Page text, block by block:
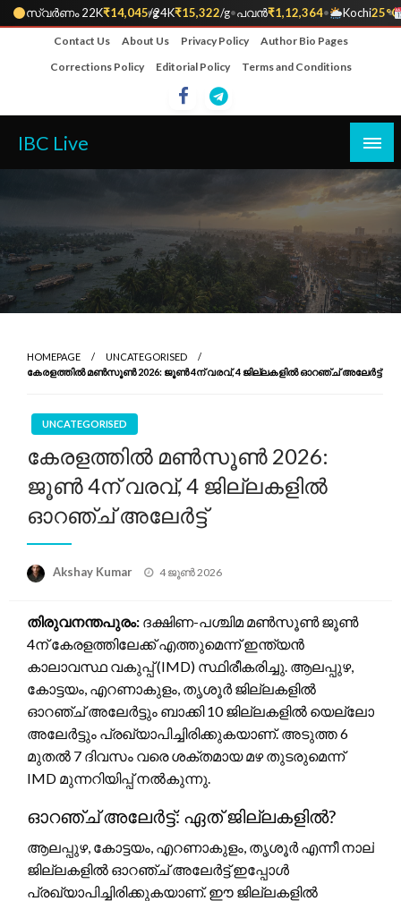
സ്വർണം 22K₹14,045/g
•24K₹15,322/g•പവൻ₹1,12,364• Kochi25°C
•
Contact Us About Us Privacy Policy
Author Bio Pages
Corrections Policy
Editorial Policy Terms and Conditions
IBC Live
HOMEPAGE
UNCATEGORISED
കേരളത്തിൽ മൺസൂൺ 2026: ജൂൺ 4ന് വരവ്, 4 ജില്ലകളിൽ ഓറഞ്ച് അലേർട്ട്
UNCATEGORISED
കേരളത്തിൽ മൺസൂൺ 2026:
ജൂൺ 4ന് വരവ്, 4 ജില്ലകളിൽ
ഓറഞ്ച് അലേർട്ട്
Akshay Kumar
Posted
4 ജൂൺ 2026
തിരുവനന്തപുരം: ദക്ഷിണ-പശ്ചിമ മൺസൂൺ ജൂൺ
4ന് കേരളത്തിലേക്ക് എത്തുമെന്ന് ഇന്ത്യൻ
കാലാവസ്ഥ വകുപ്പ് (IMD) സ്ഥിരീകരിച്ചു. ആലപ്പുഴ,
കോട്ടയം, എറണാകുളം, തൃശൂർ ജില്ലകളിൽ
ഓറഞ്ച് അലേർട്ടും ബാക്കി 10 ജില്ലകളിൽ യെല്ലോ
അലേർട്ടും പ്രഖ്യാപിച്ചിരിക്കുകയാണ്. അടുത്ത 6
മുതൽ 7 ദിവസം വരെ ശക്തമായ മഴ തുടരുമെന്ന്
IMD മുന്നറിയിപ്പ് നൽകുന്നു.
ഓറഞ്ച് അലേർട്ട്: ഏത് ജില്ലകളിൽ?
ആലപ്പുഴ, കോട്ടയം, എറണാകുളം, തൃശൂർ എന്നീ നാല്
ജില്ലകളിൽ ഓറഞ്ച് അലേർട്ട് ഇപ്പോൾ
പ്രഖ്യാപിച്ചിരിക്കുകയാണ്. ഈ ജില്ലകളിൽ